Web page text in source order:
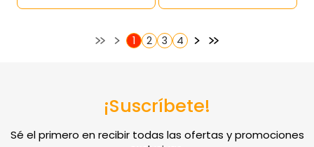
1 2 3 4
¡Suscríbete!